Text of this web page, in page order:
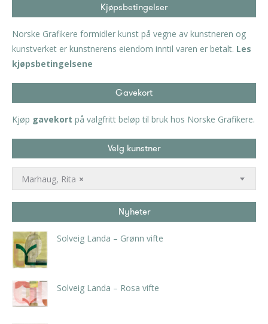
Kjøpsbetingelser
Norske Grafikere formidler kunst på vegne av kunstneren og
kunstverket er kunstnerens eiendom inntil varen er betalt. Les
kjøpsbetingelsene
Gavekort
Kjøp gavekort på valgfritt beløp til bruk hos Norske Grafikere.
Velg kunstner
×
Marhaug, Rita
Nyheter
Solveig Landa – Grønn vifte
Solveig Landa – Rosa vifte